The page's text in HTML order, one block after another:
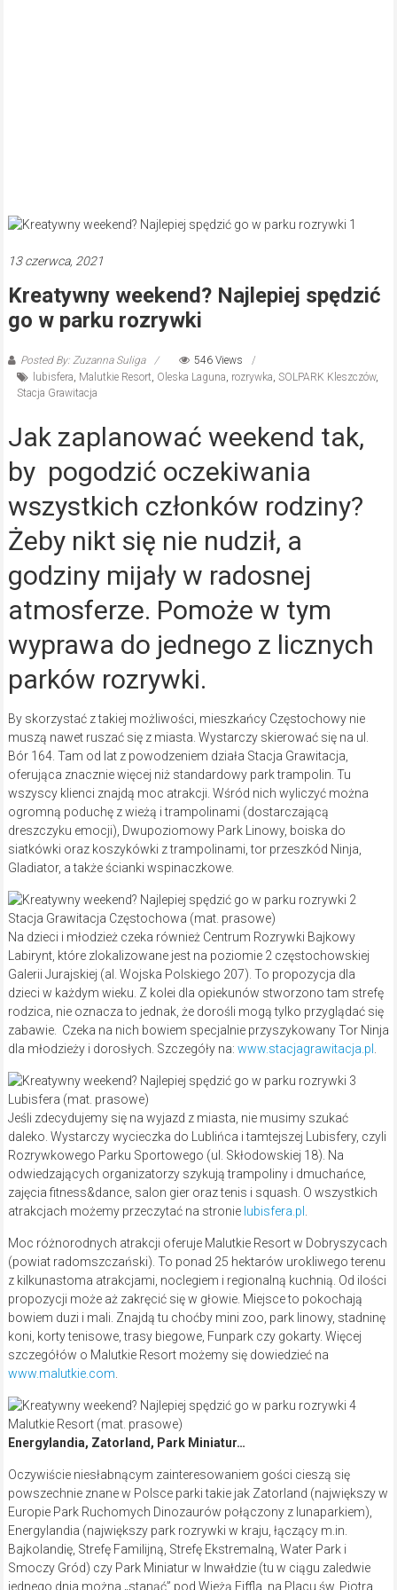
13 czerwca, 2021
Kreatywny weekend? Najlepiej spędzić
go w parku rozrywki
Posted By: Zuzanna Suliga
546 Views
lubisfera, Malutkie Resort, Oleska Laguna, rozrywka, SOLPARK Kleszczów,
Stacja Grawitacja
Jak zaplanować weekend tak,
by pogodzić oczekiwania
wszystkich członków rodziny?
Żeby nikt się nie nudził, a
godziny mijały w radosnej
atmosferze. Pomoże w tym
wyprawa do jednego z licznych
parków rozrywki.
By skorzystać z takiej możliwości, mieszkańcy Częstochowy nie
muszą nawet ruszać się z miasta. Wystarczy skierować się na ul.
Bór 164. Tam od lat z powodzeniem działa Stacja Grawitacja,
oferująca znacznie więcej niż standardowy park trampolin. Tu
wszyscy klienci znajdą moc atrakcji. Wśród nich wyliczyć można
ogromną poduchę z wieżą i trampolinami (dostarczającą
dreszczyku emocji), Dwupoziomowy Park Linowy, boiska do
siatkówki oraz koszykówki z trampolinami, tor przeszkód Ninja,
Gladiator, a także ścianki wspinaczkowe.
Stacja Grawitacja Częstochowa (mat. prasowe)
Na dzieci i młodzież czeka również Centrum Rozrywki Bajkowy
Labirynt, które zlokalizowane jest na poziomie 2 częstochowskiej
Galerii Jurajskiej (al. Wojska Polskiego 207). To propozycja dla
dzieci w każdym wieku. Z kolei dla opiekunów stworzono tam strefę
rodzica, nie oznacza to jednak, że dorośli mogą tylko przyglądać się
zabawie. Czeka na nich bowiem specjalnie przyszykowany Tor Ninja
dla młodzieży i dorosłych. Szczegóły na: www.stacjagrawitacja.pl
Lubisfera (mat. prasowe)
Jeśli zdecydujemy się na wyjazd z miasta, nie musimy szukać
daleko. Wystarczy wycieczka do Lublińca i tamtejszej Lubisfery, czyli
Rozrywkowego Parku Sportowego (ul. Skłodowskiej 18). Na
odwiedzających organizatorzy szykują trampoliny i dmuchańce,
zajęcia fitness&dance, salon gier oraz tenis i squash. O wszystkich
atrakcjach możemy przeczytać na stronie lubisfera.pl
Moc różnorodnych atrakcji oferuje Malutkie Resort w Dobryszycach
(powiat radomszczański). To ponad 25 hektarów urokliwego terenu
z kilkunastoma atrakcjami, noclegiem i regionalną kuchnią. Od ilości
propozycji może aż zakręcić się w głowie. Miejsce to pokochają
bowiem duzi i mali. Znajdą tu choćby mini zoo, park linowy, stadninę
koni, korty tenisowe, trasy biegowe, Funpark czy gokarty. Więcej
szczegółów o Malutkie Resort możemy się dowiedzieć na
www.malutkie.com
Malutkie Resort (mat. prasowe)
Energylandia, Zatorland, Park Miniatur…
Oczywiście niesłabnącym zainteresowaniem gości cieszą się
powszechnie znane w Polsce parki takie jak Zatorland (największy w
Europie Park Ruchomych Dinozaurów połączony z lunaparkiem),
Energylandia (największy park rozrywki w kraju, łączący m.in.
Bajkolandię, Strefę Familijną, Strefę Ekstremalną, Water Park i
Smoczy Gród) czy Park Miniatur w Inwałdzie (tu w ciągu zaledwie
jednego dnia można „stanąć” pod Wieżą Eiffla, na Placu św. Piotra,